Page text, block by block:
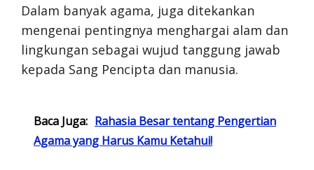
Dalam banyak agama, juga ditekankan
mengenai pentingnya menghargai alam dan
lingkungan sebagai wujud tanggung jawab
kepada Sang Pencipta dan manusia.
Baca Juga: Rahasia Besar tentang Pengertian
Agama yang Harus Kamu Ketahui!